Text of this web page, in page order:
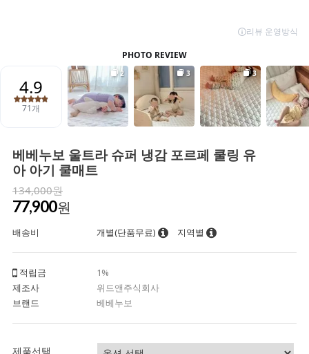
베베누보 울트라 슈퍼 냉감 포르페 쿨링 유
아 아기 쿨매트
134,000원
77,900원
배송비 개별(단품무료) 지역별
적립금
1%
제조사
위드앤주식회사
브랜드
베베누보
제품선택